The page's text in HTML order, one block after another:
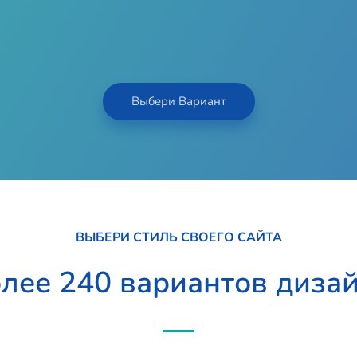
Выбери Вариант
ВЫБЕРИ СТИЛЬ СВОЕГО САЙТА
240 вариантов